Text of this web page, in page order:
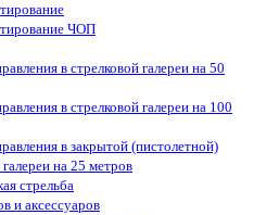
ЧОП
в стрелковой галереи на 50
в стрелковой галереи на 100
в закрытой (пистолетной)
галереи на 25 метров
стрельба
и аксессуаров